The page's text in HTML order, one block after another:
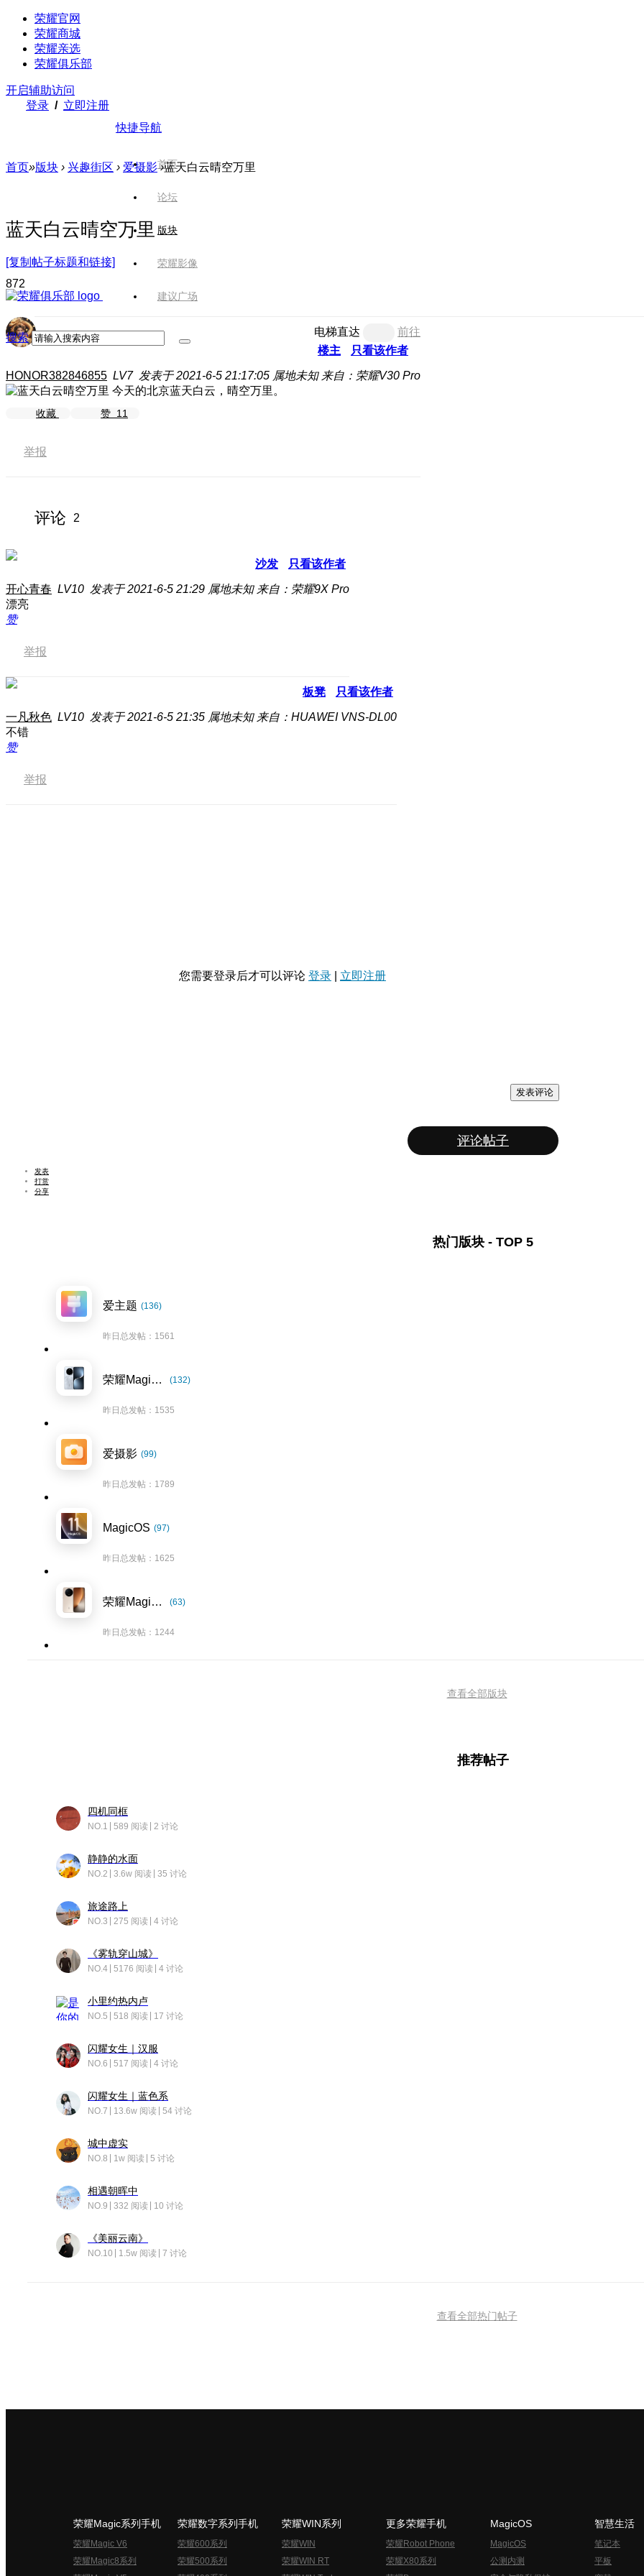
荣耀官网
荣耀商城
荣耀亲选
荣耀俱乐部
开启辅助访问
登录 / 立即注册
快捷导航
首页
论坛
版块
荣耀影像
建议广场
搜索
首页»版块 › 兴趣街区 › 爱摄影 ›蓝天白云晴空万里
蓝天白云晴空万里
[复制帖子标题和链接]
872
电梯直达
前往
楼主
只看该作者
HONOR382846855 LV7 发表于 2021-6-5 21:17:05 属地未知 来自：荣耀V30 Pro
今天的北京蓝天白云，晴空万里。
收藏 赞 11
举报
评论 2
沙发 只看该作者
开心青春 LV10 发表于 2021-6-5 21:29 属地未知 来自：荣耀9X Pro
漂亮
赞
举报
板凳 只看该作者
一凡秋色 LV10 发表于 2021-6-5 21:35 属地未知 来自：HUAWEI VNS-DL00
不错
赞
举报
您需要登录后才可以评论 登录 立即注册
发表评论
评论帖子
发表
打赏
分享
热门版块 - TOP 5
爱主题 (136)
昨日总发帖：1561
荣耀Magic7系列 (132)
昨日总发帖：1535
爱摄影 (99)
昨日总发帖：1789
MagicOS (97)
昨日总发帖：1625
荣耀Magic8系列 (63)
昨日总发帖：1244
查看全部版块
推荐帖子
四机同框
NO.1 589 阅读 2 讨论
静静的水面
NO.2 3.6w 阅读 35 讨论
旅途路上
NO.3 275 阅读 4 讨论
《雾轨穿山城》
NO.4 5176 阅读 4 讨论
小里约热内卢
NO.5 518 阅读 17 讨论
闪耀女生｜汉服
NO.6 517 阅读 4 讨论
闪耀女生｜蓝色系
NO.7 13.6w 阅读 54 讨论
城中虚实
NO.8 1w 阅读 5 讨论
相遇朝晖中
NO.9 332 阅读 10 讨论
《美丽云南》
NO.10 1.5w 阅读 7 讨论
查看全部热门帖子
荣耀Magic系列手机
荣耀Magic V6
荣耀Magic8系列
荣耀数字系列手机
荣耀600系列
荣耀500系列
荣耀WIN系列
荣耀WIN
荣耀WIN RT
更多荣耀手机
荣耀Robot Phone
荣耀X80系列
MagicOS
MagicOS
公测内测
智慧生活
笔记本
平板